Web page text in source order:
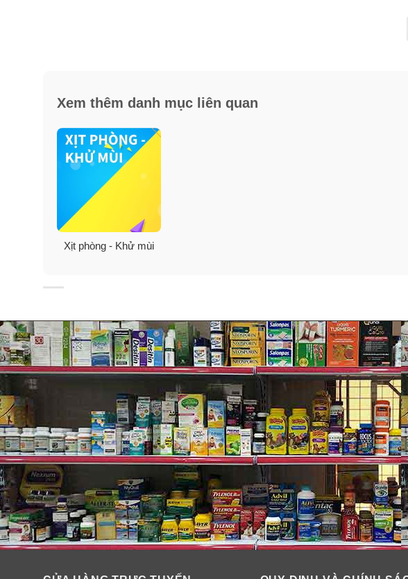
✓ Có các chế độ hẹn giờ 9 phút, 18 phút, 36 phút/ lần xịt. Cứ để và em nó
✓ Bình xịt tiện để đâu cũng tiện, để phòng ngủ, phòng vệ sinh, phòng
✓ Sử dụng pin 1.5 A (2 pin AA) dễ dàng thay thế, cho thời gian sử dụng tới
Xem thêm danh mục liên quan
Xịt phòng - Khử mùi